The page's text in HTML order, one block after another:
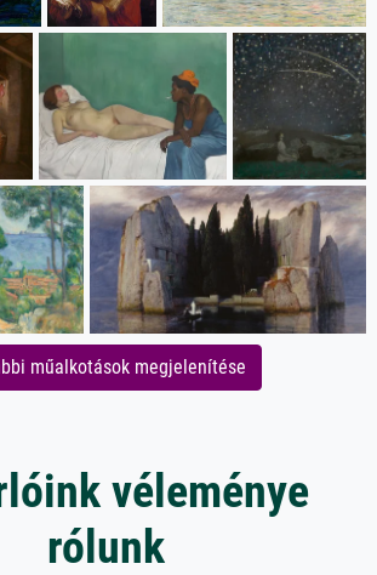
műalkotások megjelenítése
véleménye
rólunk